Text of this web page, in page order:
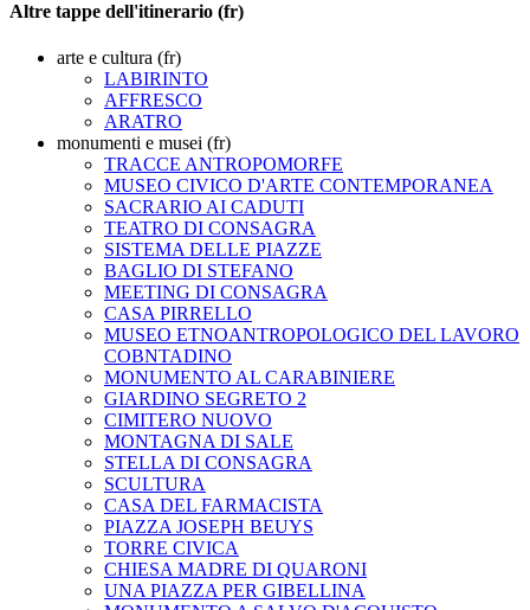
Altre tappe dell'itinerario (fr)
arte e cultura (fr)
LABIRINTO
AFFRESCO
ARATRO
monumenti e musei (fr)
TRACCE ANTROPOMORFE
MUSEO CIVICO D'ARTE CONTEMPORANEA
SACRARIO AI CADUTI
TEATRO DI CONSAGRA
SISTEMA DELLE PIAZZE
BAGLIO DI STEFANO
MEETING DI CONSAGRA
CASA PIRRELLO
MUSEO ETNOANTROPOLOGICO DEL LAVORO
COBNTADINO
MONUMENTO AL CARABINIERE
GIARDINO SEGRETO 2
CIMITERO NUOVO
MONTAGNA DI SALE
STELLA DI CONSAGRA
SCULTURA
CASA DEL FARMACISTA
PIAZZA JOSEPH BEUYS
TORRE CIVICA
CHIESA MADRE DI QUARONI
UNA PIAZZA PER GIBELLINA